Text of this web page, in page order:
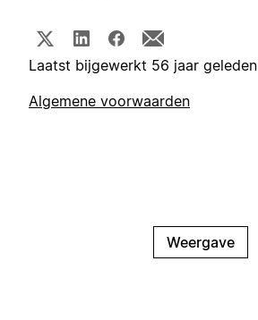
Laatst bijgewerkt 56 jaar geleden
Algemene voorwaarden
Weergave